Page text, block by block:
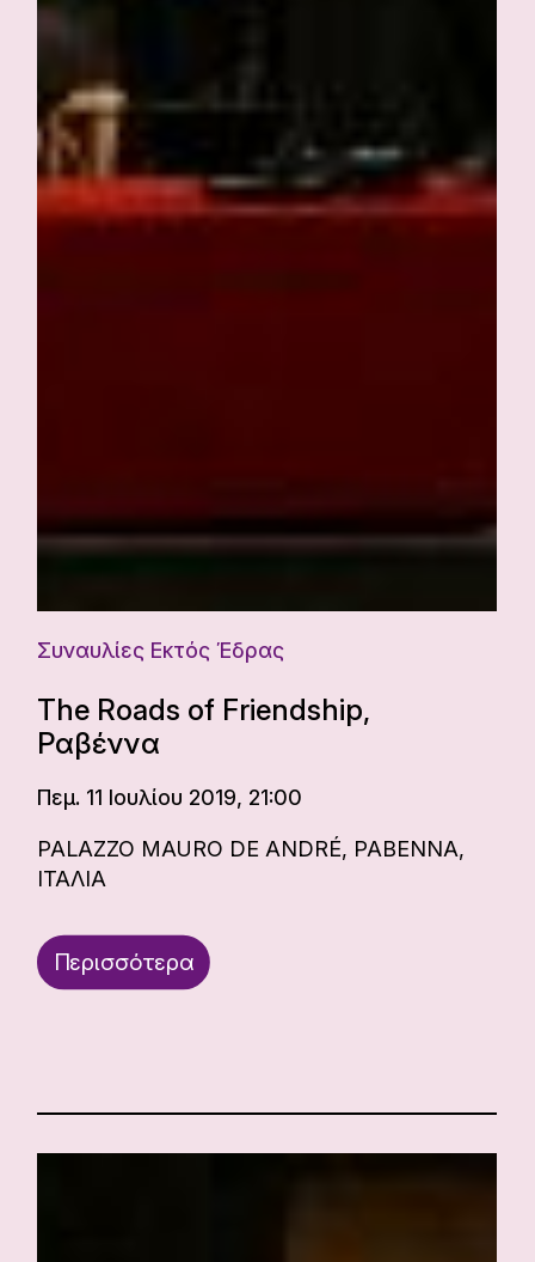
Συναυλίες Εκτός Έδρας
The Roads of Friendship,
Ραβέννα
Πεμ. 11 Ιουλίου 2019, 21:00
PALAZZO MAURO DE ANDRÉ, ΡΑΒΕΝΝΑ,
ΙΤΑΛΙΑ
Περισσότερα